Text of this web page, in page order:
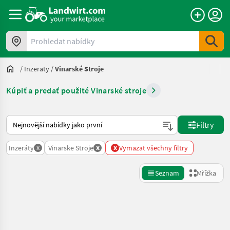
Prohledat nabídky
/ Inzeraty /Vinarské Stroje
Kúpiť a predať použité Vinarské stroje
Takto se řadí nabídky na Landwirt.com
Filtry
Inzeráty x Vinarske Stroje x x Vymazat všechny filtry
Seznam Mřížka